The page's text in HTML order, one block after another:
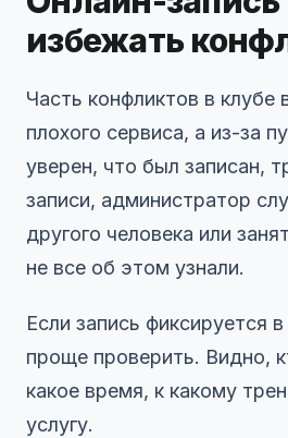
избежать
Часть конфликтов в клубе
плохого сервиса, а из-за
уверен, что был записан,
записи, администратор
другого человека или
не все об этом узнали.
Если запись фиксируется
проще проверить. Видно,
какое время, к какому
услугу.